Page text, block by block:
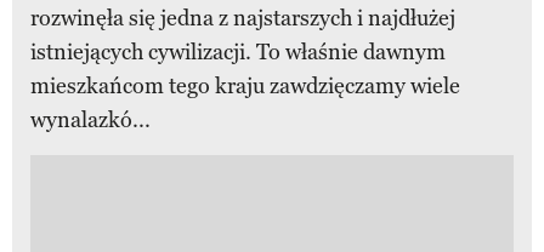
rozwinęła się jedna z najstarszych i najdłużej
istniejących cywilizacji. To właśnie dawnym
mieszkańcom tego kraju zawdzięczamy wiele
wynalazkó...